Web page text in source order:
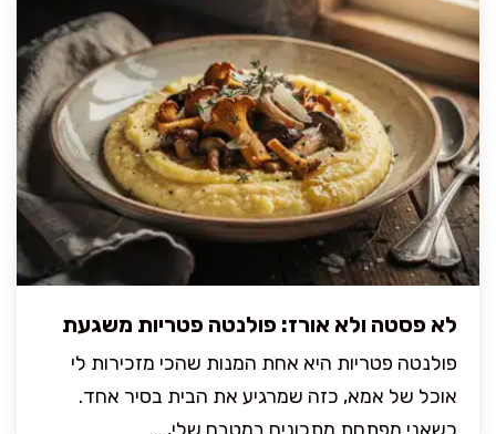
לא פסטה ולא אורז: פולנטה פטריות משגעת
פולנטה פטריות היא אחת המנות שהכי מזכירות לי
אוכל של אמא, כזה שמרגיע את הבית בסיר אחד.